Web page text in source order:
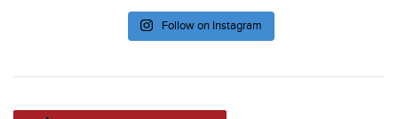
Follow on Instagram